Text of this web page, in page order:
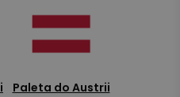
Paleta do Austrii